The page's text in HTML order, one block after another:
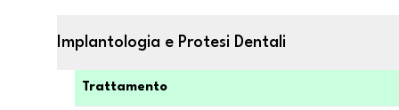
Implantologia e Protesi Dentali
Trattamento